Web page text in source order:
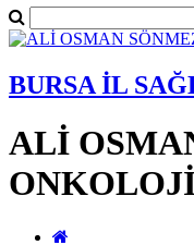
BURSA İL
ALİ